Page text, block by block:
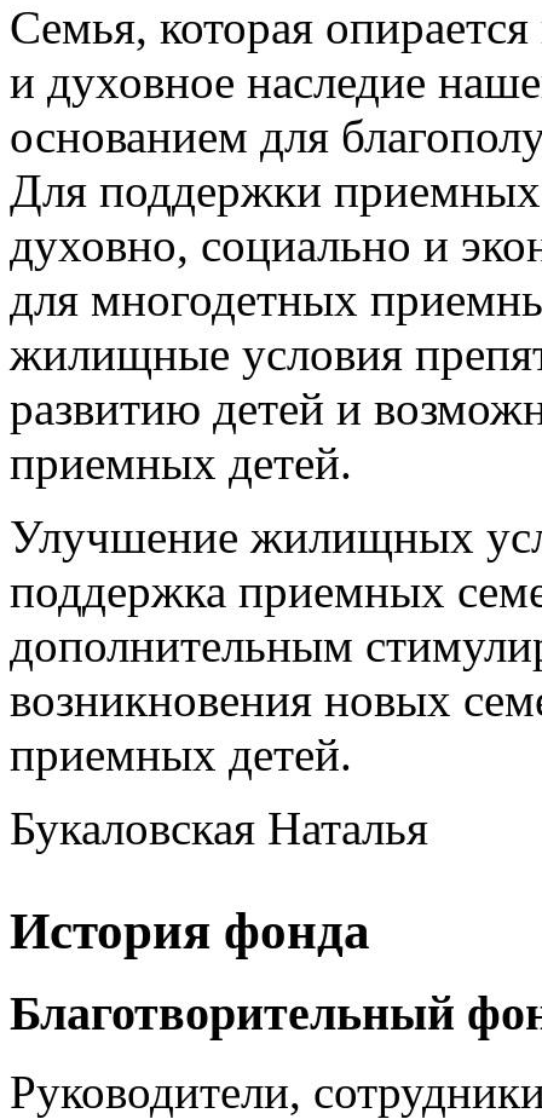
Cемья, которая
и духовное наследие
основанием для
Для поддержки
духовно, социально и
для многодетных
жилищные условия
развитию детей и
приемных детей.
Улучшение жилищных
поддержка приемных
дополнительным
возникновения новых
приемных детей.
Букаловская Наталья
История фонда
Благотворительный
Руководители,